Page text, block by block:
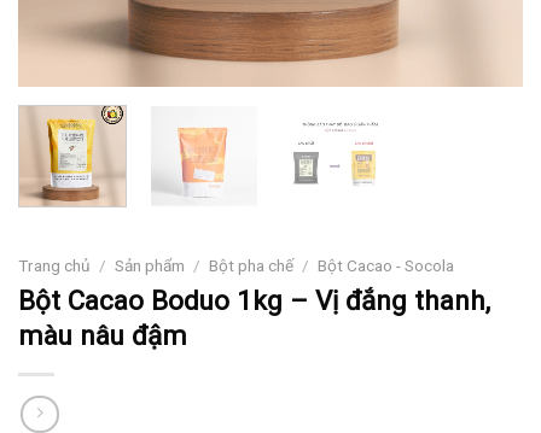
Trang chủ / Sản phẩm / Bột pha chế / Bột Cacao - Socola
Bột Cacao Boduo 1kg – Vị đắng thanh,
màu nâu đậm